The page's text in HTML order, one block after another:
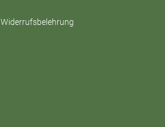
Widerrufsbelehrung